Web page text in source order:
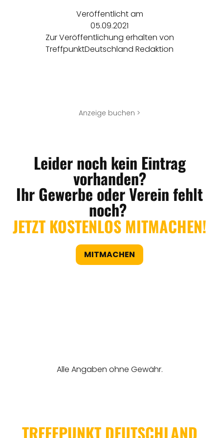
Veröffentlicht am
05.09.2021
Zur Veröffentlichung erhalten von
TreffpunktDeutschland Redaktion
Anzeige buchen >
Leider noch kein Eintrag
vorhanden?
Ihr Gewerbe oder Verein fehlt
noch?
JETZT KOSTENLOS MITMACHEN!
MITMACHEN